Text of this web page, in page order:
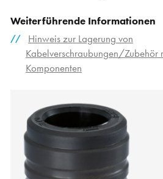
Weiterführende Informationen
Hinweis zur Lagerung von
Kabelverschraubungen/Zubehör
Komponenten